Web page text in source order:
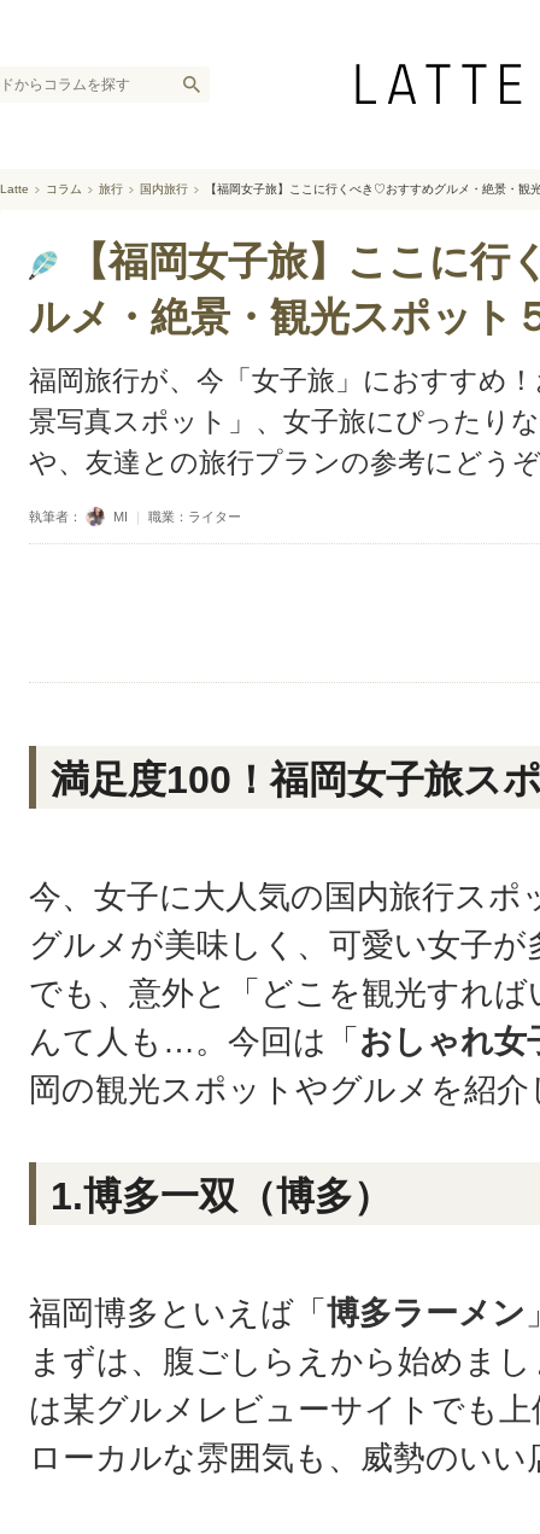
Latte コラム 旅行 国内旅行 【福岡女子旅】ここに行くべき♡おすすめグルメ・絶景・観
【福岡女子旅】ここに
ルメ・絶景・観光スポット
福岡旅行が、今「女子旅」におすすめ
景写真スポット」、女子旅にぴったり
や、友達との旅行プランの参考にどう
執筆者： MI ｜ 職業：ライター
満足度100！福岡女子旅ス
今、女子に大人気の国内旅行スポ
グルメが美味しく、可愛い女子
でも、意外と「どこを観光すれ
んて人も…。今回は「 おしゃれ女
岡の観光スポットやグルメを紹
1.博多一双（博多）
福岡博多といえば「 博多ラーメン
まずは、腹ごしらえから始めま
は某グルメレビューサイトでも
ローカルな雰囲気も、威勢のい